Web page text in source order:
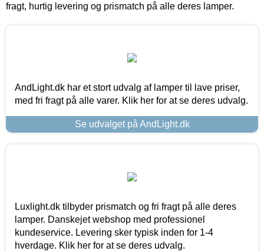
fragt, hurtig levering og prismatch på alle deres lamper.
AndLight.dk har et stort udvalg af lamper til lave priser,
med fri fragt på alle varer. Klik her for at se deres udvalg.
Se udvalget på AndLight.dk
Luxlight.dk tilbyder prismatch og fri fragt på alle deres
lamper. Danskejet webshop med professionel
kundeservice. Levering sker typisk inden for 1-4
hverdage. Klik her for at se deres udvalg.